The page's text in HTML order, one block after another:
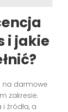
i jakie
na darmowe
zakresie.
źródła, a